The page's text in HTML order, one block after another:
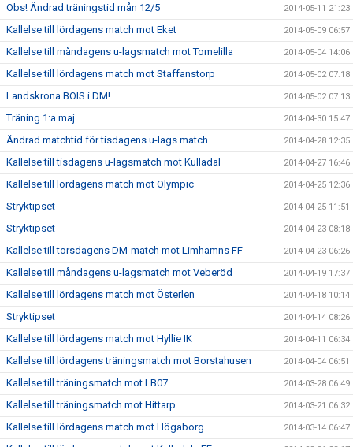
Obs! Ändrad träningstid mån 12/5 2014-05-11 21:23
Kallelse till lördagens match mot Eket 2014-05-09 06:57
Kallelse till måndagens u-lagsmatch mot Tomelilla 2014-05-04 14:06
Kallelse till lördagens match mot Staffanstorp 2014-05-02 07:18
Landskrona BOIS i DM! 2014-05-02 07:13
Träning 1:a maj 2014-04-30 15:47
Ändrad matchtid för tisdagens u-lags match 2014-04-28 12:35
Kallelse till tisdagens u-lagsmatch mot Kulladal 2014-04-27 16:46
Kallelse till lördagens match mot Olympic 2014-04-25 12:36
Stryktipset 2014-04-25 11:51
Stryktipset 2014-04-23 08:18
Kallelse till torsdagens DM-match mot Limhamns FF 2014-04-23 06:26
Kallelse till måndagens u-lagsmatch mot Veberöd 2014-04-19 17:37
Kallelse till lördagens match mot Österlen 2014-04-18 10:14
Stryktipset 2014-04-14 08:26
Kallelse till lördagens match mot Hyllie IK 2014-04-11 06:34
Kallelse till lördagens träningsmatch mot Borstahusen 2014-04-04 06:51
Kallelse till träningsmatch mot LB07 2014-03-28 06:49
Kallelse till träningsmatch mot Hittarp 2014-03-21 06:32
Kallelse till lördagens match mot Högaborg 2014-03-14 06:47